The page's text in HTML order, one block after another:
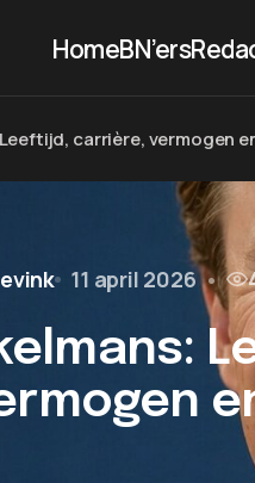
HomeBN’ers
carrière, vermogen
11 april 2026 •